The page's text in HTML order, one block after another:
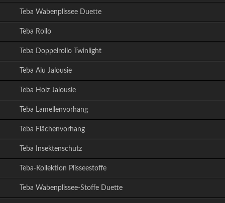
Teba Wabenplissee Duette
Teba Rollo
Teba Doppelrollo Twinlight
Teba Alu Jalousie
Teba Holz Jalousie
Teba Lamellenvorhang
Teba Flächenvorhang
Teba Insektenschutz
Teba-Kollektion Plisseestoffe
Teba Wabenplissee-Stoffe Duette